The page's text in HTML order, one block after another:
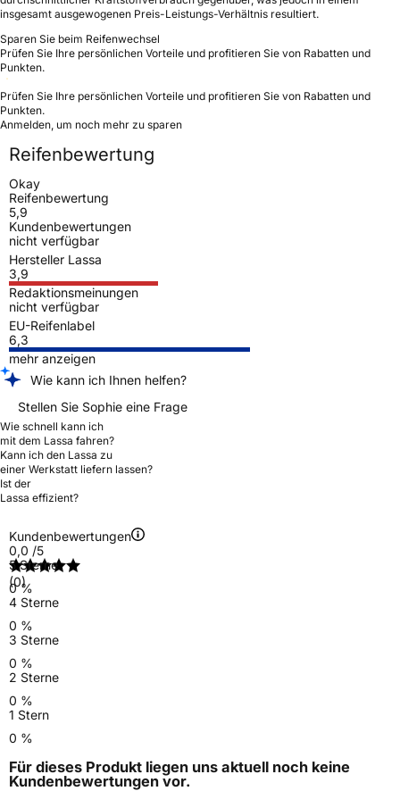
insgesamt ausgewogenen Preis-Leistungs-Verhältnis resultiert.
Sparen Sie beim Reifenwechsel
Prüfen Sie Ihre persönlichen Vorteile und profitieren Sie von Rabatten und
Punkten.
Prüfen Sie Ihre persönlichen Vorteile und profitieren Sie von Rabatten und
Punkten.
Anmelden, um noch mehr zu sparen
Reifenbewertung
Okay
Reifenbewertung
5,9
Kundenbewertungen
nicht verfügbar
Hersteller Lassa
3,9
Redaktionsmeinungen
nicht verfügbar
EU-Reifenlabel
6,3
mehr anzeigen
Wie kann ich Ihnen helfen?
Stellen Sie Sophie eine Frage
Wie schnell kann ich
mit dem Lassa fahren?
Kann ich den Lassa zu
einer Werkstatt liefern lassen?
Ist der
Lassa effizient?
Kundenbewertungen
0,0 /5
(0)
5 Sterne
0 %
4 Sterne
0 %
3 Sterne
0 %
2 Sterne
0 %
1 Stern
0 %
Für dieses Produkt liegen uns aktuell noch keine
Kundenbewertungen vor.